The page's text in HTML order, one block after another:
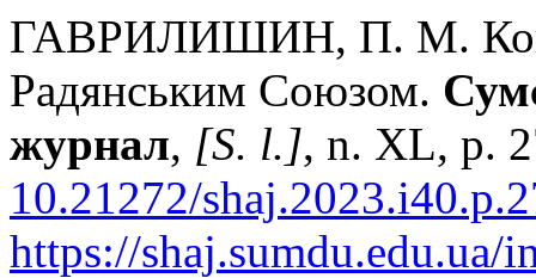
ГАВРИЛИШИН, П. М.
Радянським Союзом.
журнал, [S. l.], n. XL, p.
10.21272/
https://